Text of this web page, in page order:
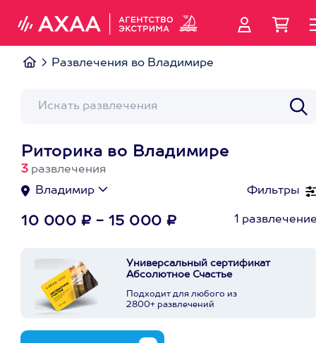
Развлечения во Владимире
Риторика во Владимире
3 развлечения
Фильтры
Владимир
10 000 ₽ - 15 000 ₽ 1
Универсальный сертификат
Абсолютное Счастье
Подходит для любого из
2800+ развлечений